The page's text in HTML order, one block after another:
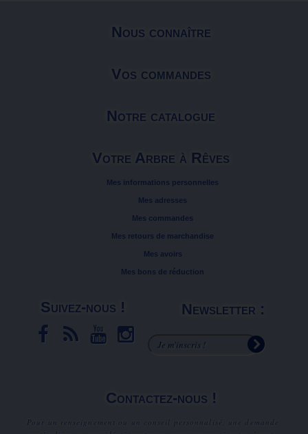
Nous connaître
Vos commandes
Notre catalogue
Votre Arbre à Rêves
Mes informations personnelles
Mes adresses
Mes commandes
Mes retours de marchandise
Mes avoirs
Mes bons de réduction
Suivez-nous ! Newsletter :
Contactez-nous !
Pour un renseignement ou un conseil personnalisé, une demande